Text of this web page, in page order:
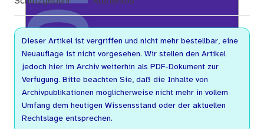
Dieser Artikel ist vergriffen und nicht mehr bestellbar, eine
Neuauflage ist nicht vorgesehen. Wir stellen den Artikel
jedoch hier im Archiv weiterhin als PDF-Dokument zur
Verfügung. Bitte beachten Sie, daß die Inhalte von
Archivpublikationen möglicherweise nicht mehr in vollem
Umfang dem heutigen Wissensstand oder der aktuellen
Rechtslage entsprechen.